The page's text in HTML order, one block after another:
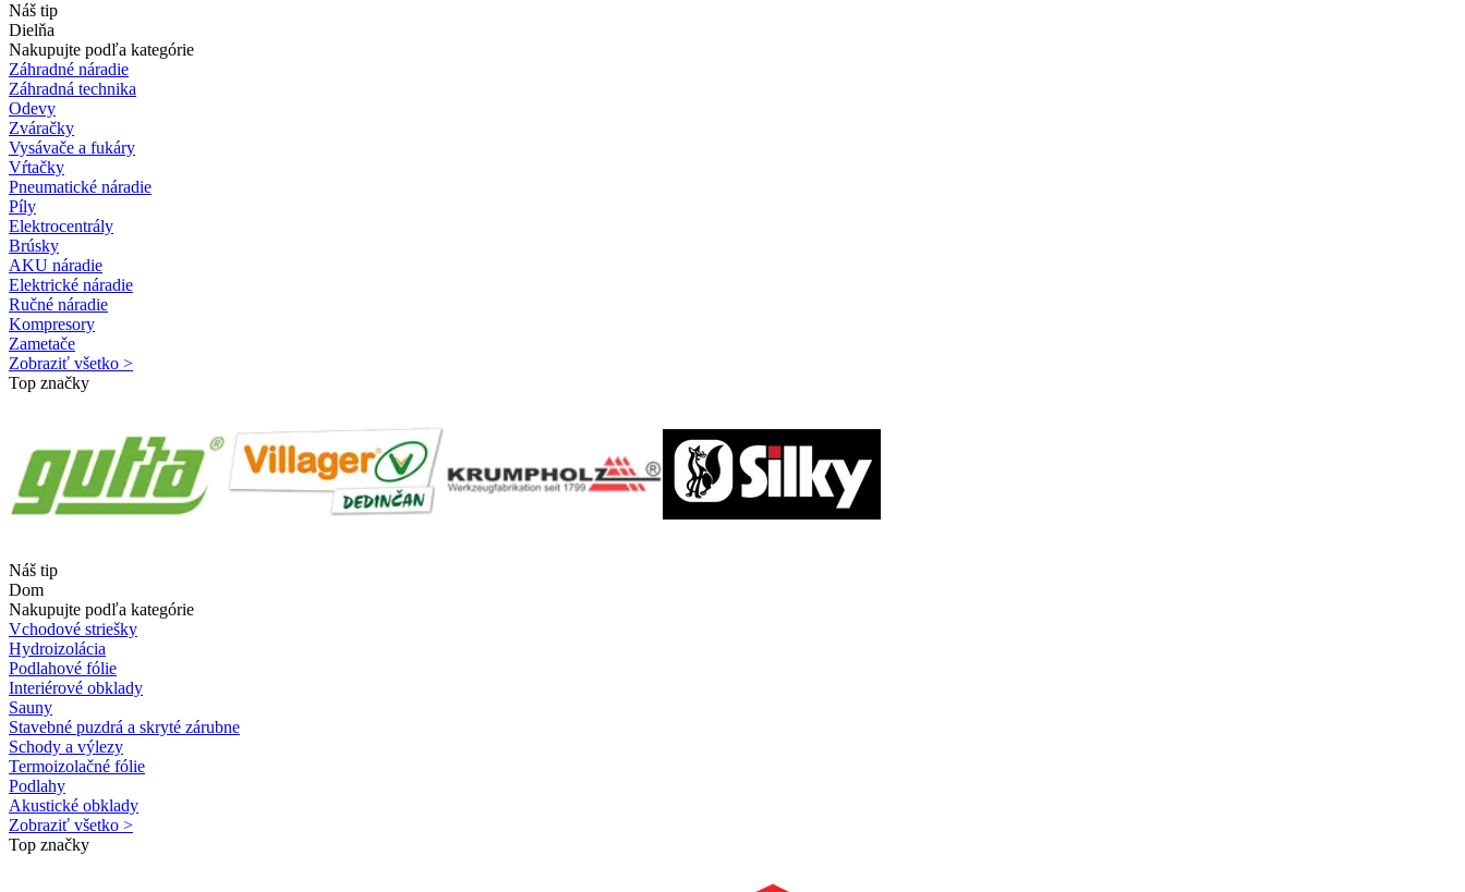
Náš tip
Dielňa
Nakupujte podľa kategórie
Záhradné náradie
Záhradná technika
Odevy
Zváračky
Vysávače a fukáry
Vŕtačky
Pneumatické náradie
Píly
Elektrocentrály
Brúsky
AKU náradie
Elektrické náradie
Ručné náradie
Kompresory
Zametače
Zobraziť všetko >
Top značky
Náš tip
Dom
Nakupujte podľa kategórie
Vchodové striešky
Hydroizolácia
Podlahové fólie
Interiérové obklady
Sauny
Stavebné puzdrá a skryté zárubne
Schody a výlezy
Termoizolačné fólie
Podlahy
Akustické obklady
Zobraziť všetko >
Top značky